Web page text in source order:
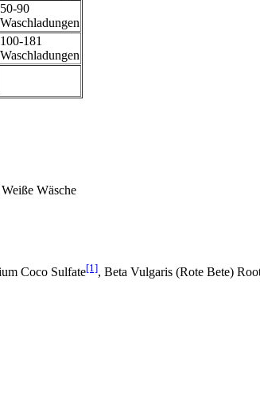
50-90
Waschladungen
100-181
Waschladungen
Wäsche
Coco­ Sulfate[1], Beta Vulgaris (Rote Bete)